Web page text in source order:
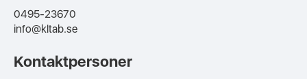
0495-23670
info@kltab.se
Kontaktpersoner